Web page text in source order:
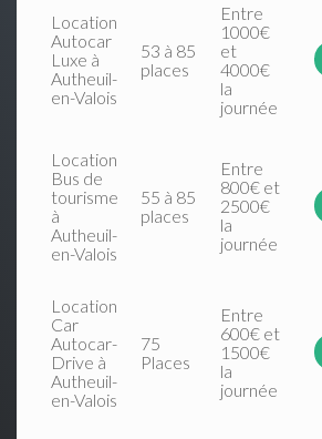
Location
Autocar
Luxe à
Autheuil-
en-Valois
53 à 85
places
Entre
1000€
et
4000€
la
journée
Location
Bus de
tourisme
à
Autheuil-
en-Valois
55 à 85
places
Entre
800€ et
2500€
la
journée
Location
Car
Autocar-
Drive à
Autheuil-
en-Valois
75
Places
Entre
600€ et
1500€
la
journée